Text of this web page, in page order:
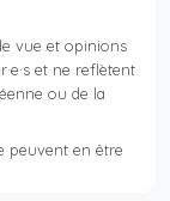
vue et opinions
et ne reflètent
ou de la
peuvent en être